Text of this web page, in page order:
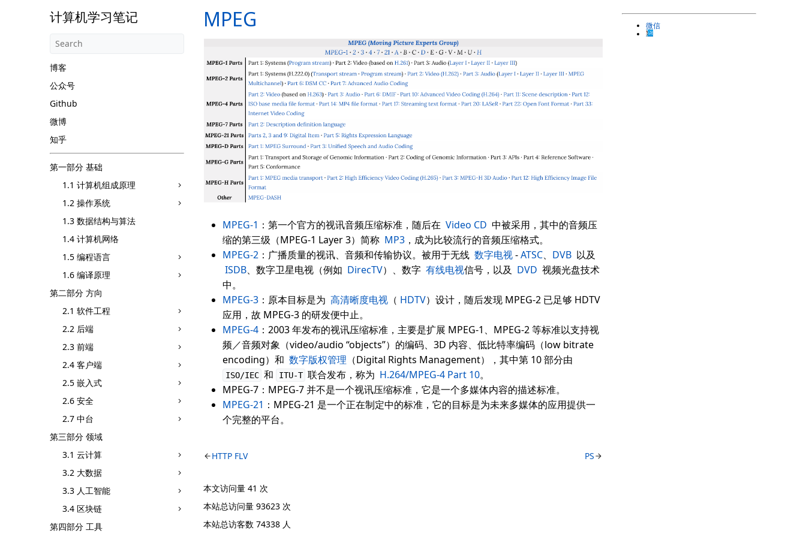
计算机学习笔记
博客
公众号
Github
微博
知乎
第一部分 基础
1.1 计算机组成原理
1.2 操作系统
1.3 数据结构与算法
1.4 计算机网络
1.5 编程语言
1.6 编译原理
第二部分 方向
2.1 软件工程
2.2 后端
2.3 前端
2.4 客户端
2.5 嵌入式
2.6 安全
2.7 中台
第三部分 领域
3.1 云计算
3.2 大数据
3.3 人工智能
3.4 区块链
第四部分 工具
MPEG
MPEG-1 ：第一个官方的视讯音频压缩标准，随后在Video CD 中被采用，其中的音频压
缩的第三级（MPEG-1 Layer 3）简称 MP3 ，成为比较流行的音频压缩格式。
MPEG-2 ：广播质量的视讯、音频和传输协议。被用于无线数字电视-ATSC、 DVB 以及
ISDB、数字卫星电视（例如 DirecTV）、数字有线电视信号，以及 DVD 视频光盘技术
中。
MPEG-3 ：原本目标是为高清晰度电视 （ HDTV）设计，随后发现 MPEG-2 已足够 HDTV
应用，故 MPEG-3 的研发便中止。
MPEG-4 ：2003 年发布的视讯压缩标准，主要是扩展 MPEG-1、MPEG-2 等标准以支持视
频／音频对象（video/audio “objects”）的编码、3D 内容、低比特率编码（low bitrate
encoding）和数字版权管理 （Digital Rights Management），其中第 10 部分由
ISO/IEC 和 ITU-T 联合发布，称为 H.264/MPEG-4 Part 10。
MPEG-7：MPEG-7 并不是一个视讯压缩标准，它是一个多媒体内容的描述标准。
MPEG-21 ：MPEG-21 是一个正在制定中的标准，它的目标是为未来多媒体的应用提供一
个完整的平台。
HTTP FLV PS
本文访问量41 次
本站总访问量93623 次
本站总访客数74338 人
微信